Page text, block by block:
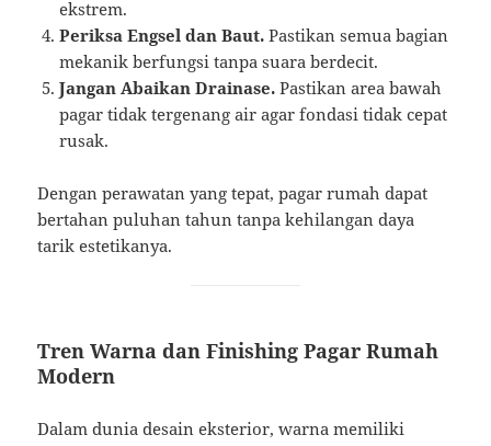
ekstrem.
Periksa Engsel dan Baut. Pastikan semua bagian
mekanik berfungsi tanpa suara berdecit.
Jangan Abaikan Drainase. Pastikan area bawah
pagar tidak tergenang air agar fondasi tidak cepat
rusak.
Dengan perawatan yang tepat, pagar rumah dapat
bertahan puluhan tahun tanpa kehilangan daya
tarik estetikanya.
Tren Warna dan Finishing Pagar Rumah
Modern
Dalam dunia desain eksterior, warna memiliki